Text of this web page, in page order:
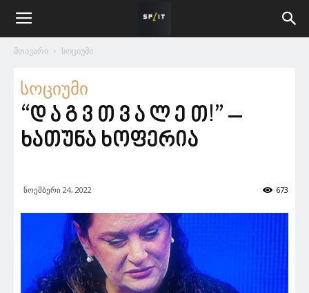
მთავარი სოციუმი
სოციუმი
“დ ა გ ვ თ ვ ა ლ ე თ!” –
ხათუნა ხოფერია
ნოემბერი 24, 2022 673